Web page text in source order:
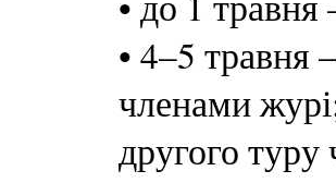
• 4–5 травня
членами
другого